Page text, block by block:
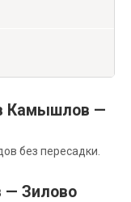
Камышлов —
без пересадки.
— Зилово